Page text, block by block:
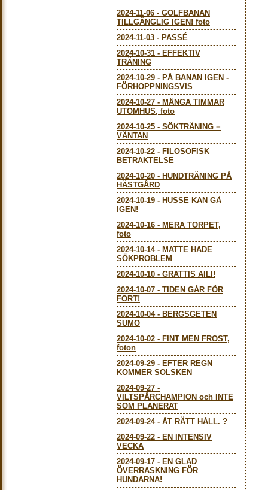
2024-11-06 - GOLFBANAN
TILLGÄNGLIG IGEN! foto
2024-11-03 - PASSÉ
2024-10-31 - EFFEKTIV
TRÄNING
2024-10-29 - PÅ BANAN IGEN -
FÖRHOPPNINGSVIS
2024-10-27 - MÅNGA TIMMAR
UTOMHUS, foto
2024-10-25 - SÖKTRÄNING =
VÄNTAN
2024-10-22 - FILOSOFISK
BETRAKTELSE
2024-10-20 - HUNDTRÄNING PÅ
HÄSTGÅRD
2024-10-19 - HUSSE KAN GÅ
IGEN!
2024-10-16 - MERA TORPET,
foto
2024-10-14- MATTE HADE
SÖKPROBLEM
2024-10-10 - GRATTIS AILI!
2024-10-07 - TIDEN GÅR FÖR
FORT!
2024-10-04- BERGSGETEN
SUMO
2024-10-02 - FINT MEN FROST,
foton
2024-09-29 - EFTER REGN
KOMMER SOLSKEN
2024-09-27 -
VILTSPÅRCHAMPION och INTE
SOM PLANERAT
2024-09-24- ÅT RÄTT HÅLL. ?
2024-09-22 - EN INTENSIV
VECKA
2024-09-17 - EN GLAD
ÖVERRASKNING FÖR
HUNDARNA!